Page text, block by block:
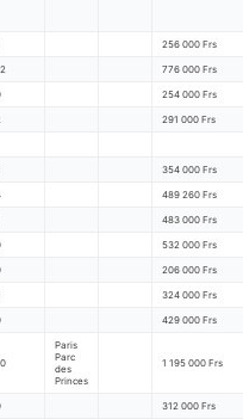
256 000 Frs
776 000 Frs
254 000 Frs
291 000 Frs
354 000 Frs
489 260 Frs
483 000 Frs
532 000 Frs
206 000 Frs
324 000 Frs
429 000 Frs
Paris
Parc
des
Princes
1 195 000 Frs
312 000 Frs